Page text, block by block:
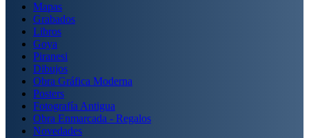
Mapas
Grabados
Libros
Goya
Piranesi
Dibujos
Obra Gráfica Moderna
Posters
Fotografía Antigua
Obra Enmarcada - Regalos
Novedades